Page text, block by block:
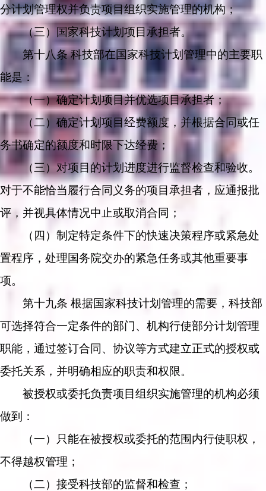
分计划管理权并负责项目组织实施管理的机构；
（三）国家科技计划项目承担者。
第十八条 科技部在国家科技计划管理中的主要职
能是：
（一）确定计划项目并优选项目承担者；
（二）确定计划项目经费额度，并根据合同或任
务书确定的额度和时限下达经费；
（三）对项目的计划进度进行监督检查和验收。
对于不能恰当履行合同义务的项目承担者，应通报批
评，并视具体情况中止或取消合同；
（四）制定特定条件下的快速决策程序或紧急处
置程序，处理国务院交办的紧急任务或其他重要事
项。
第十九条 根据国家科技计划管理的需要，科技部
可选择符合一定条件的部门、机构行使部分计划管理
职能，通过签订合同、协议等方式建立正式的授权或
委托关系，并明确相应的职责和权限。
被授权或委托负责项目组织实施管理的机构必须
做到：
（一）只能在被授权或委托的范围内行使职权，
不得越权管理；
（二）接受科技部的监督和检查；